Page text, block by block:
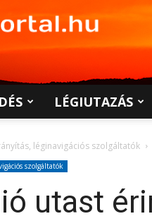
LÉGIUTAZÁS
léginavigációs szolgáltatók
szolgáltatók
utast